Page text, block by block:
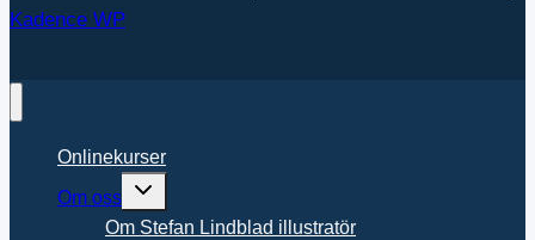
Kadence WP
Onlinekurser
Om oss
Toggle
menu
Om Stefan Lindblad illustratör